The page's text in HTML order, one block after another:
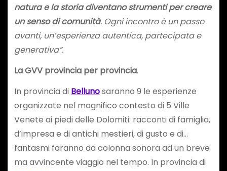
natura e la storia diventano strumenti per creare
un senso di comunità. Ogni incontro è un passo
avanti, un’esperienza autentica, partecipata e
generativa”.
La GVV provincia per provincia.
In provincia di Bellunosaranno 9 le esperienze
organizzate nel magnifico contesto di 5 Ville
Venete ai piedi delle Dolomiti: racconti di famiglia,
d’impresa e di antichi mestieri, di gusto e di…
fantasmi faranno da colonna sonora ad un breve
ma avvincente viaggio nel tempo. In provincia di